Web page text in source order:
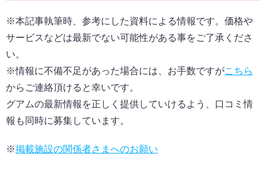
※本記事執筆時、参考にした資料による情報です。価格や
サービスなどは最新でない可能性がある事をご了承くださ
い。
※情報に不備不足があった場合には、お手数ですがこちら
からご連絡頂けると幸いです。
グアムの最新情報を正しく提供していけるよう、口コミ情
報も同時に募集しています。
※掲載施設の関係者さまへのお願い